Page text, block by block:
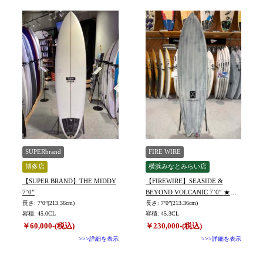
SUPERbrand
博多店
【SUPER BRAND】THE MIDDY
7’0”
長さ: 7’0”(213.36cm)
容積: 45.0CL
￥60,000-(税込)
>>>詳細を表示
FIRE WIRE
横浜みなとみらい店
【FIREWIRE】SEASIDE &
BEYOND VOLCANIC 7’0″ ★ほ
ぼ新品
長さ: 7’0”(213.36cm)
容積: 45.3CL
￥230,000-(税込)
>>>詳細を表示